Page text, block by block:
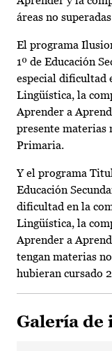
áreas no
El programa
1º de Educación
especial dificultad
Lingüística, la
Aprender a
presente materias
Primaria.
Y el programa
Educación
dificultad en la
Lingüística, la
Aprender a
tengan materias
hubieran cursado
Galería de